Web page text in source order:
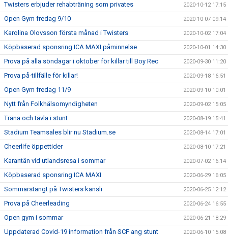
Twisters erbjuder rehabträning som privates 2020-10-12 17:15
Open Gym fredag 9/10 2020-10-07 09:14
Karolina Olovsson första månad i Twisters 2020-10-02 17:04
Köpbaserad sponsring ICA MAXI påminnelse 2020-10-01 14:30
Prova på alla söndagar i oktober för killar till Boy Rec 2020-09-30 11:20
Prova på-tillfälle för killar! 2020-09-18 16:51
Open Gym fredag 11/9 2020-09-10 10:01
Nytt från Folkhälsomyndigheten 2020-09-02 15:05
Träna och tävla i stunt 2020-08-19 15:41
Stadium Teamsales blir nu Stadium.se 2020-08-14 17:01
Cheerlife öppettider 2020-08-10 17:21
Karantän vid utlandsresa i sommar 2020-07-02 16:14
Köpbaserad sponsring ICA MAXI 2020-06-29 16:05
Sommarstängt på Twisters kansli 2020-06-25 12:12
Prova på Cheerleading 2020-06-24 16:55
Open gym i sommar 2020-06-21 18:29
Uppdaterad Covid-19 information från SCF ang stunt 2020-06-10 15:08